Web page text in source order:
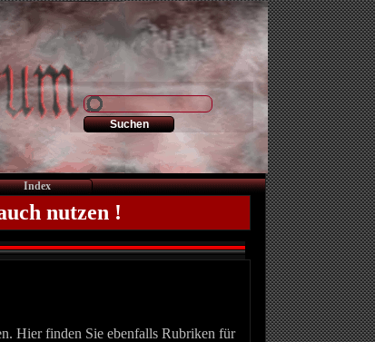
Index
nutzen !
Hier finden Sie ebenfalls Rubriken für